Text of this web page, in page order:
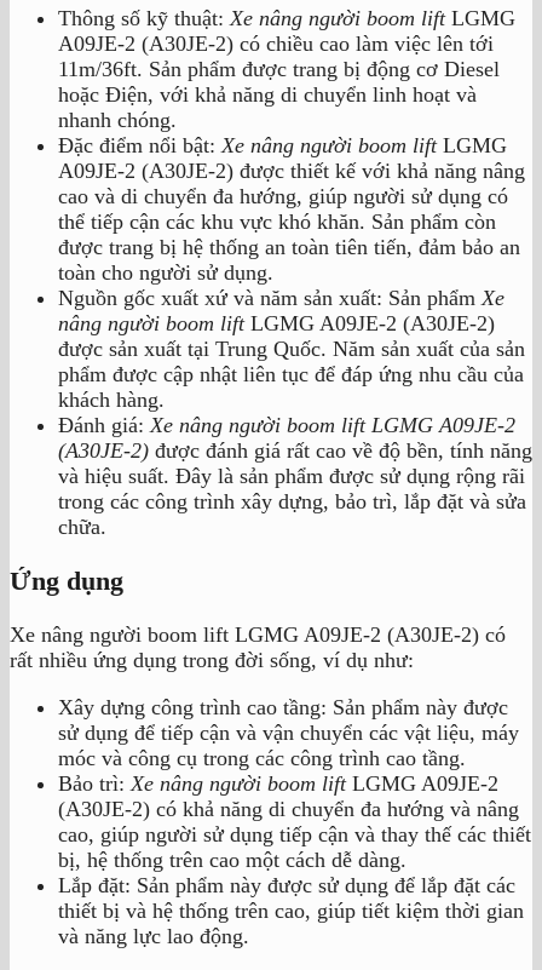
Thông số kỹ thuật:Xe nâng người boom liftLGMG
A09JE-2 (A30JE-2) có chiều cao làm việc lên tới
11m/36ft. Sản phẩm được trang bị động cơ Diesel
hoặc Điện, với khả năng di chuyển linh hoạt và
nhanh chóng.
Đặc điểm nổi bật:Xe nâng người boom liftLGMG
A09JE-2 (A30JE-2) được thiết kế với khả năng nâng
cao và di chuyển đa hướng, giúp người sử dụng có
thể tiếp cận các khu vực khó khăn. Sản phẩm còn
được trang bị hệ thống an toàn tiên tiến, đảm bảo an
toàn cho người sử dụng.
Nguồn gốc xuất xứ và năm sản xuất: Sản phẩmXe
nâng người boom liftLGMG A09JE-2 (A30JE-2)
được sản xuất tại Trung Quốc. Năm sản xuất của sản
phẩm được cập nhật liên tục để đáp ứng nhu cầu của
khách hàng.
Đánh giá:Xe nâng người boom lift LGMG A09JE-2
(A30JE-2) được đánh giá rất cao về độ bền, tính năng
và hiệu suất. Đây là sản phẩm được sử dụng rộng rãi
trong các công trình xây dựng, bảo trì, lắp đặt và sửa
chữa.
Ứng dụng
Xe nâng người boom lift LGMG A09JE-2 (A30JE-2) có
rất nhiều ứng dụng trong đời sống, ví dụ như:
Xây dựng công trình cao tầng: Sản phẩm này được
sử dụng để tiếp cận và vận chuyển các vật liệu, máy
móc và công cụ trong các công trình cao tầng.
Bảo trì:Xe nâng người boom liftLGMG A09JE-2
(A30JE-2) có khả năng di chuyển đa hướng và nâng
cao, giúp người sử dụng tiếp cận và thay thế các thiết
bị, hệ thống trên cao một cách dễ dàng.
Lắp đặt: Sản phẩm này được sử dụng để lắp đặt các
thiết bị và hệ thống trên cao, giúp tiết kiệm thời gian
và năng lực lao động.